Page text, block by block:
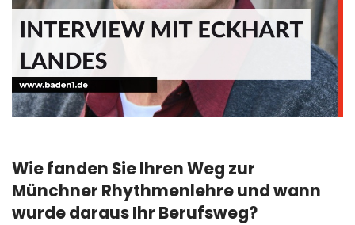
Wie fanden Sie Ihren Weg zur
Münchner Rhythmenlehre und wann
wurde daraus Ihr Berufsweg?